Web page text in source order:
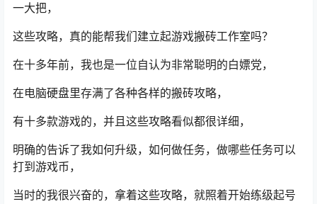
一大把，
这些攻略，真的能帮我们建立起游戏搬砖工作室吗？
在十多年前，我也是一位自认为非常聪明的白嫖党，
在电脑硬盘里存满了各种各样的搬砖攻略，
有十多款游戏的，并且这些攻略看似都很详细，
明确的告诉了我如何升级，如何做任务，做哪些任务可以
打到游戏币，
当时的我很兴奋的，拿着这些攻略，就照着开始练级起号